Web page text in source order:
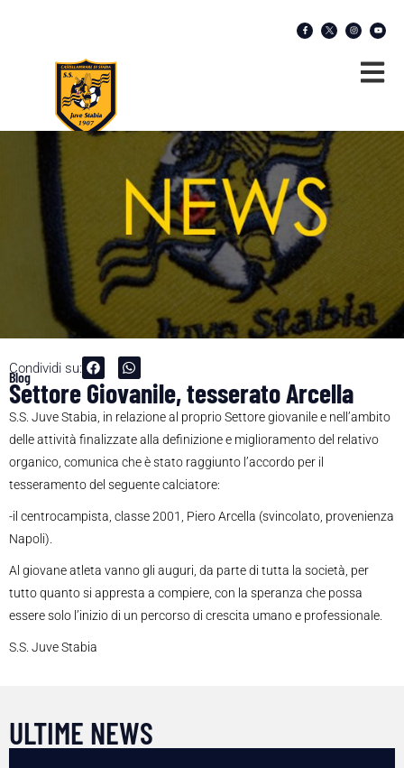
Condividi su:
Blog
Settore Giovanile, tesserato Arcella
S.S. Juve Stabia, in relazione al proprio Settore giovanile e nell’ambito
delle attività finalizzate alla definizione e miglioramento del relativo
organico, comunica che è stato raggiunto l’accordo per il
tesseramento del seguente calciatore:
-il centrocampista, classe 2001, Piero Arcella (svincolato, provenienza
Napoli).
Al giovane atleta vanno gli auguri, da parte di tutta la società, per
tutto quanto si appresta a compiere, con la speranza che possa
essere solo l’inizio di un percorso di crescita umano e professionale.
S.S. Juve Stabia
ULTIME NEWS